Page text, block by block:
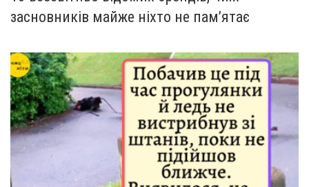
засновників майже ніхто не пам’ятає